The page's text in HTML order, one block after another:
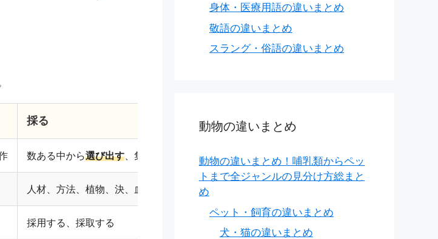
採る
数ある中から選び出す 、集める
人材、方法、植物、決、血など
採用する、採取する
身体・医療用語の違いまとめ
敬語の違いまとめ
スラング・俗語の違いまとめ
動物の違いまとめ
動物の違いまとめ！哺乳類からペッ
トまで全ジャンルの見分け方総まと
め
ペット・飼育の違いまとめ
犬・猫の違いまとめ